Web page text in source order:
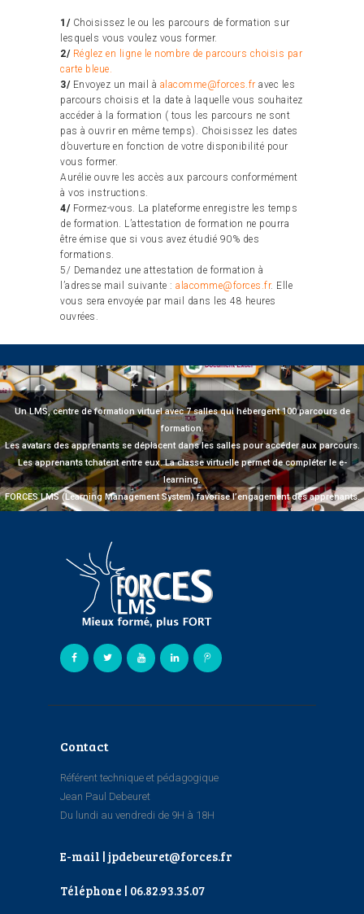
1/ Choisissez le ou les parcours de formation sur
lesquels vous voulez vous former.
2/ Réglez en ligne le nombre de parcours choisis par
carte bleue.
3/Envoyez un mail à alacomme@forces.fr avec les
parcours choisis et la date à laquelle vous souhaitez
accéder à la formation ( tous les parcours ne sont
pas à ouvrir en même temps). Choisissez les dates
d’ouverture en fonction de votre disponibilité pour
vous former.
Aurélie ouvre les accès aux parcours conformément
à vos instructions.
4/Formez-vous. La plateforme enregistre les temps
de formation. L’attestation de formation ne pourra
être émise que si vous avez étudié 90% des
formations.
5/ Demandez une attestation de formation à
l’adresse mail suivante : alacomme@forces.fr. Elle
vous sera envoyée par mail dans les 48 heures
ouvrées.
Un LMS, centre de formation virtuel avec 7 salles qui hébergent 100 parcours de
formation.
Les avatars des apprenants se déplacent dans les salles pour accéder aux parcours.
Les apprenants tchatent entre eux. La classe virtuelle permet de compléter le e-
learning.
FORCES LMS (Learning Management System) favorise l’engagement des apprenants.
Contact
Référent technique et pédagogique
Jean Paul Debeuret
Du lundi au vendredi de 9H à 18H
E-mail | jpdebeuret@forces.fr
Téléphone | 06.82.93.35.07